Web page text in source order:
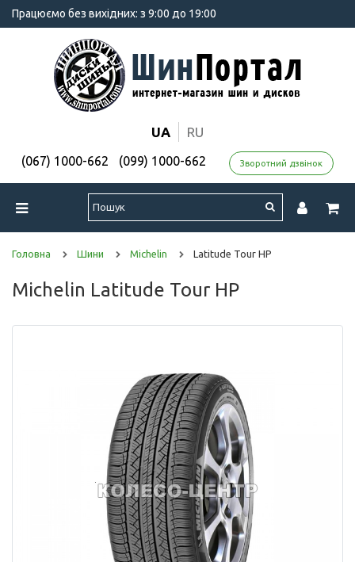
Працюємо без вихідних: з 9:00 до 19:00
UA RU
(067) 1000-662 (099) 1000-662 Зворотний дзвінок
Головна Шини Michelin Latitude Tour HP
Michelin Latitude Tour HP